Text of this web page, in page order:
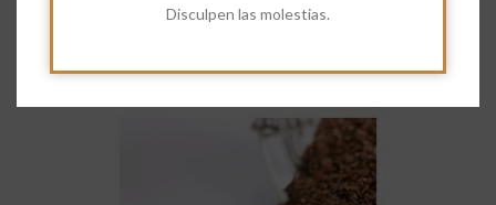
Disculpen las molestias.
retardar el envejecimiento